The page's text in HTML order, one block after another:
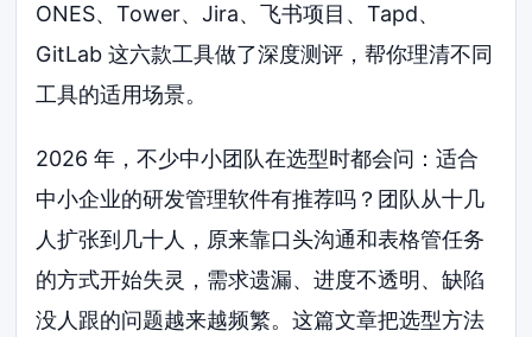
ONES、Tower、Jira、飞书项目、Tapd、
GitLab 这六款工具做了深度测评，帮你理清不同
工具的适用场景。
2026 年，不少中小团队在选型时都会问：适合
中小企业的研发管理软件有推荐吗？团队从十几
人扩张到几十人，原来靠口头沟通和表格管任务
的方式开始失灵，需求遗漏、进度不透明、缺陷
没人跟的问题越来越频繁。这篇文章把选型方法